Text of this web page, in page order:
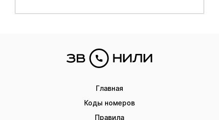
Главная
Коды номеров
Правила